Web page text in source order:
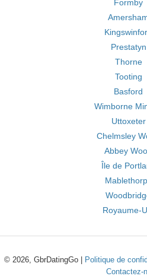
Formby
Prestatyn
Thorne
Tooting
Basford
Wimborne
Uttoxeter
Chelmsley
Abbey
Île de
Royaume-
© 2026, GbrDatingGo | Politique de
Contactez-